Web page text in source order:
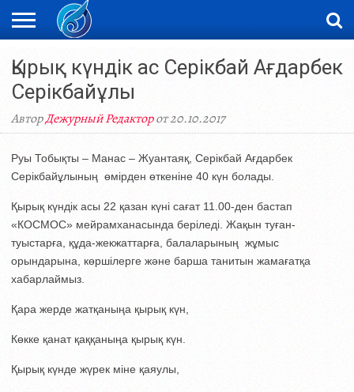
НОВОСТИ
ВИДЕО
ФОТОРЕПОРТАЖИ
ОРКЕН
LIVETV
Қырық күндік ас Серікбай Ағдарбек
Серікбайұлы
АвторДежурный Редакторот 20.10.2017
Руы Тобықты – Манас – Жуантаяқ, Серікбай Ағдарбек
Серікбайұлының өмірден өткеніне 40 күн болады.
Қырық күндік асы 22 қазан күні сағат 11.00-ден бастап
«КОСМОС» мейрамханасында беріледі. Жақын туған-
туыстарға, құда-жекжаттарға, балаларының жұмыс
орындарына, көршілерге және барша танитын жамағатқа
хабарлаймыз.
Қара жерде жатқаныңа қырық күн,
Көкке қанат қаққаныңа қырық күн.
Қырық күнде жүрек міне қаяулы,